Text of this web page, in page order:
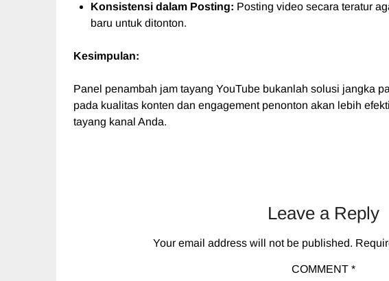
Konsistensi dalam Posting: Posting video secara teratur
baru untuk ditonton.
Kesimpulan:
Panel penambah jam tayang YouTube bukanlah solusi jangka
pada kualitas konten dan engagement penonton akan lebih
tayang kanal Anda.
Leave a Reply
Your email address will not be published.
COMMENT *